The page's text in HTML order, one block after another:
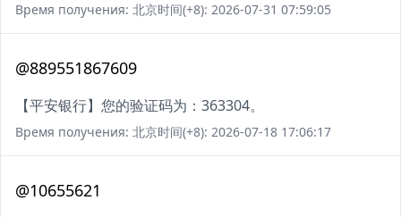
Время получения: 北京时间(+8): 2026-07-31 07:59:05
@889551867609
【平安银行】您的验证码为：363304。
Время получения: 北京时间(+8): 2026-07-18 17:06:17
@10655621